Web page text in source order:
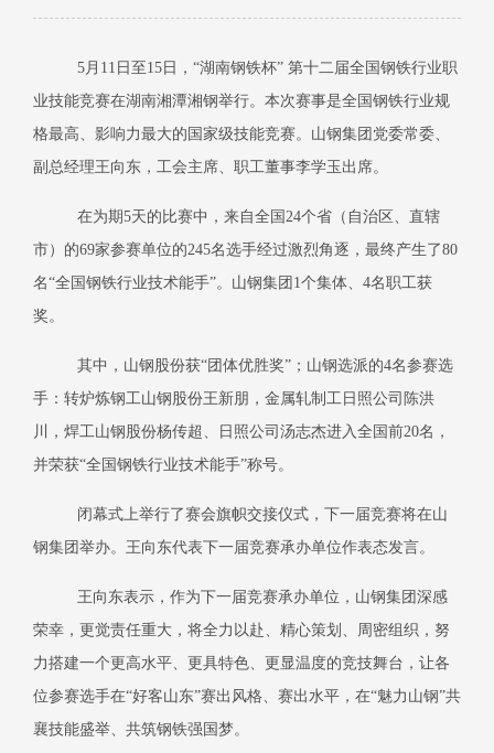
5月11日至15日，“湖南钢铁杯” 第十二届全国钢铁行业职
业技能竞赛在湖南湘潭湘钢举行。本次赛事是全国钢铁行业规
格最高、影响力最大的国家级技能竞赛。山钢集团党委常委、
副总经理王向东，工会主席、职工董事李学玉出席。
在为期5天的比赛中，来自全国24个省（自治区、直辖
市）的69家参赛单位的245名选手经过激烈角逐，最终产生了80
名“全国钢铁行业技术能手”。山钢集团1个集体、4名职工获
奖。
其中，山钢股份获“团体优胜奖”；山钢选派的4名参赛选
手：转炉炼钢工山钢股份王新朋，金属轧制工日照公司陈洪
川，焊工山钢股份杨传超、日照公司汤志杰进入全国前20名，
并荣获“全国钢铁行业技术能手”称号。
闭幕式上举行了赛会旗帜交接仪式，下一届竞赛将在山
钢集团举办。王向东代表下一届竞赛承办单位作表态发言。
王向东表示，作为下一届竞赛承办单位，山钢集团深感
荣幸，更觉责任重大，将全力以赴、精心策划、周密组织，努
力搭建一个更高水平、更具特色、更显温度的竞技舞台，让各
位参赛选手在“好客山东”赛出风格、赛出水平，在“魅力山钢”共
襄技能盛举、共筑钢铁强国梦。